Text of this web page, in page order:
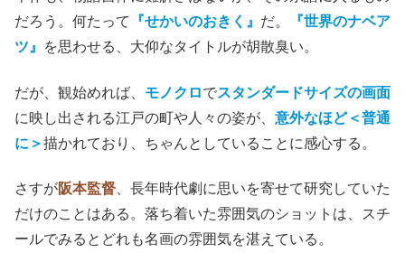
だろう。何たって
『せかいのおきく』 だ。
『世界のナベア
ツ』
を思わせる、大仰なタイトルが胡散臭い。
だが、観始めれば、 モノクロでスタンダードサイズの画面
に映し出される江戸の町や人々の姿が、 意外なほど＜普通
に＞描かれており、ちゃんとしていることに感心する。
さすが阪本監督 、長年時代劇に思いを寄せて研究していた
だけのことはある。落ち着いた雰囲気のショットは、スチ
ールでみるとどれも名画の雰囲気を湛えている。